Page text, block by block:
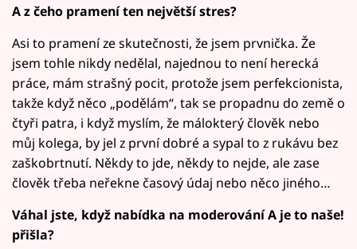
A z čeho pramení ten největší stres?
Asi to pramení ze skutečnosti, že jsem prvnička. Že
jsem tohle nikdy nedělal, najednou to není herecká
práce, mám strašný pocit, protože jsem perfekcionista,
takže když něco „podělám“, tak se propadnu do země o
čtyři patra, i když myslím, že málokterý člověk nebo
můj kolega, by jel z první dobré a sypal to z rukávu bez
zaškobrtnutí. Někdy to jde, někdy to nejde, ale zase
člověk třeba neřekne časový údaj nebo něco jiného…
Váhal jste, když nabídka na moderování A je to naše!
přišla?